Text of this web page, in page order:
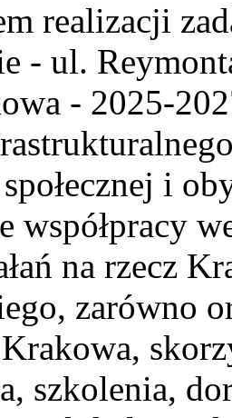
realizacji
- ul.
- 2025-
społecznej i
współpracy
na rzecz
zarówno
szkolenia,